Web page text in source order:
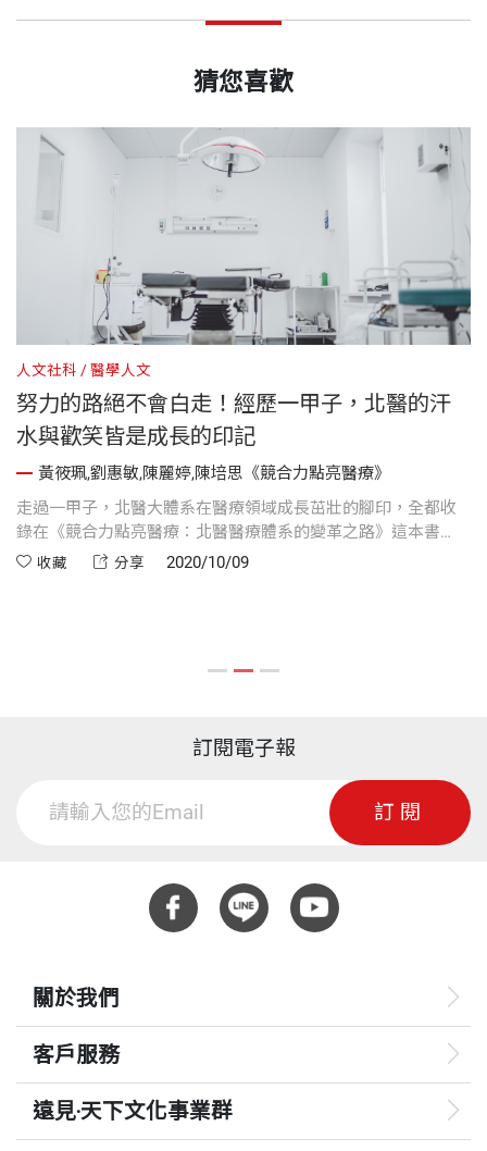
猜您喜歡
人文社科 醫學人文
努力的路絕不會白走！經歷一甲子，北醫的汗
水與歡笑皆是成長的印記
黃筱珮,劉惠敏,陳麗婷,陳培思《競合力點亮醫療》
走過一甲子，北醫大體系在醫療領域成長茁壯的腳印，全都收
錄在《競合力點亮醫療：北醫醫療體系的變革之路》這本書
裡，字裡行間有汗水，也有歡笑，值得讀者細細品味。
收藏 分享 2020/10/09
訂閱電子報
訂閱
關於我們
客戶服務
遠見‧天下文化事業群